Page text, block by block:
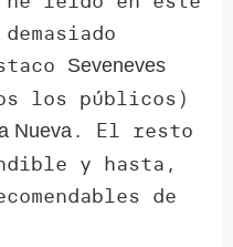
Seveneves
los públicos)
Nueva. El resto
y hasta,
de